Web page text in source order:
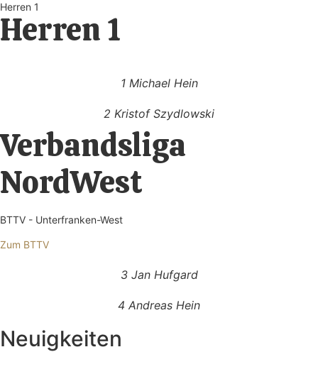
Herren 1
Herren 1
1 Michael Hein
2 Kristof Szydlowski
Verbandsliga
NordWest
BTTV - Unterfranken-West
Zum BTTV
3 Jan Hufgard
4 Andreas Hein
Neuigkeiten